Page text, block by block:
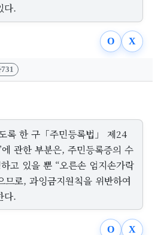
다.
O X
록 한 구「주민등록법」 제24
관한 부분은, 주민등록증의 수
고 있을 뿐 “오른손 엄지손가락
므로, 과잉금지원칙을 위반하여
다.
O X